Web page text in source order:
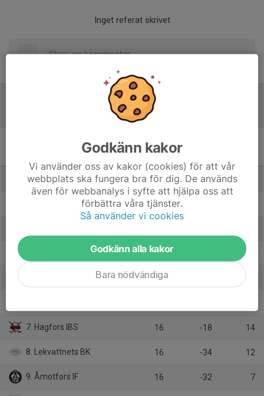
Inget referat skrivet
Pantamera Pojkar Röd
1. Nordmarkens IBF 16 16
2. BKI Sunnanå/Hertzöga BK 16
4. Karlstad IBF Ungdom/Bredd 16 30
16
7. Hagfors IBS 16 -18 14
8. Lekvattnets BK 16 -34 12
9. Åmotfors IF 16 -32 7
Godkänn kakor
Vi använder oss av kakor (cookies) för att vår
webbplats ska fungera bra för dig. De används
även för webbanalys i syfte att hjälpa oss att
förbättra våra tjänster.
Så använder vi cookies
Godkänn alla kakor
Bara nödvändiga